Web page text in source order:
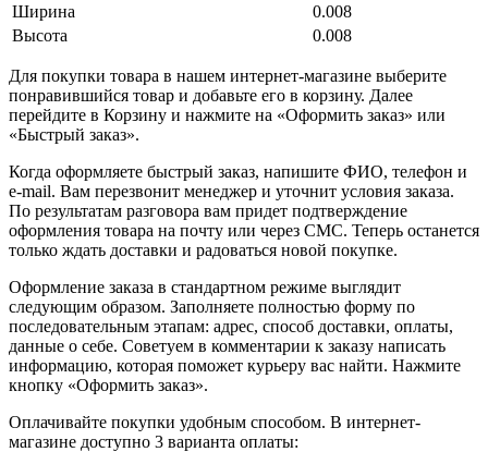
Ширина
0.008
Высота
0.008
Для покупки товара в нашем интернет-магазине выберите
понравившийся товар и добавьте его в корзину. Далее
перейдите в Корзину и нажмите на «Оформить заказ» или
«Быстрый заказ».
Когда оформляете быстрый заказ, напишите ФИО, телефон и
e-mail. Вам перезвонит менеджер и уточнит условия заказа.
По результатам разговора вам придет подтверждение
оформления товара на почту или через СМС. Теперь останется
только ждать доставки и радоваться новой покупке.
Оформление заказа в стандартном режиме выглядит
следующим образом. Заполняете полностью форму по
последовательным этапам: адрес, способ доставки, оплаты,
данные о себе. Советуем в комментарии к заказу написать
информацию, которая поможет курьеру вас найти. Нажмите
кнопку «Оформить заказ».
Оплачивайте покупки удобным способом. В интернет-
магазине доступно 3 варианта оплаты: